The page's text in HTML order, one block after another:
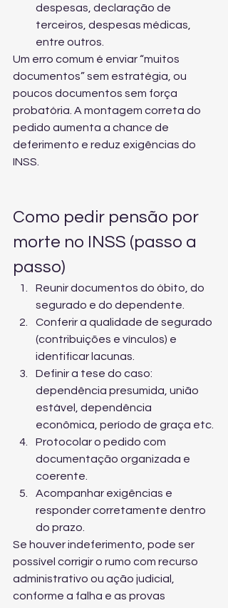
despesas, declaração de
terceiros, despesas médicas,
entre outros.
Um erro comum é enviar “muitos
documentos” sem estratégia, ou
poucos documentos sem força
probatória. A montagem correta do
pedido aumenta a chance de
deferimento e reduz exigências do
INSS.
Como pedir pensão por
morte no INSS (passo a
passo)
Reunir documentos do óbito, do
segurado e do dependente.
Conferir a qualidade de segurado
(contribuições e vínculos) e
identificar lacunas.
Definir a tese do caso:
dependência presumida, união
estável, dependência
econômica, período de graça etc.
Protocolar o pedido com
documentação organizada e
coerente.
Acompanhar exigências e
responder corretamente dentro
do prazo.
Se houver indeferimento, pode ser
possível corrigir o rumo com recurso
administrativo ou ação judicial,
conforme a falha e as provas